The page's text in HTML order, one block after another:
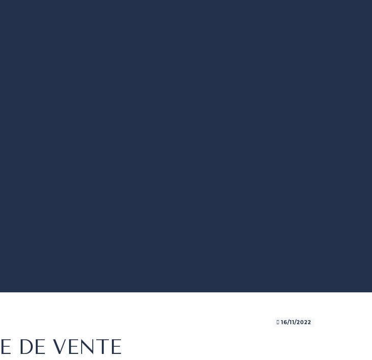
16/11/2022
DE VENTE